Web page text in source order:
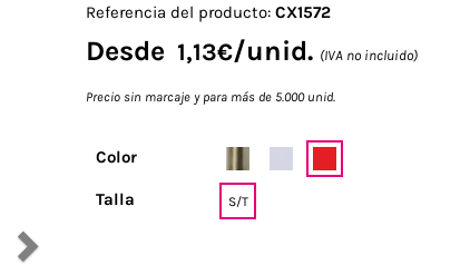
Referencia del producto: CX1572
Desde 1,13€/unid. (IVA no incluido)
Precio sin marcaje y para más de 5.000 unid.
Color
Talla S/T